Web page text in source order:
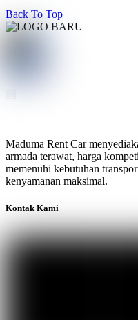
Back To Top
Maduma Rent Car
armada terawat, harga
memenuhi kebutuhan
kenyamanan maksimal.
Kontak Kami